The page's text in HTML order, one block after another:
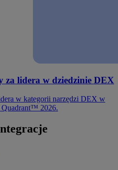
za lidera w dziedzinie DEX
w kategorii narzędzi DEX w
2026.